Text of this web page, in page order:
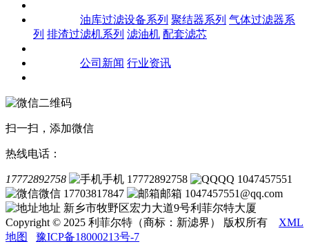
油库过滤设备系列 聚结器系列 气体过滤器系
列 排渣过滤机系列 滤油机 配套滤芯
公司新闻 行业资讯
扫一扫，添加微信
热线电话：
17772892758 手机 17772892758
QQ 1047457551
微信 17703817847
邮箱 1047457551@qq.com
地址 新乡市牧野区宏力大道9号利菲尔特大厦
Copyright © 2025 利菲尔特（商标：新滤界） 版权所有 XML
地图
豫ICP备18000213号-7